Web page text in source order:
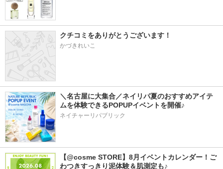
クチコミをありがとうございます！
かづきれいこ
＼名古屋に大集合／ネイリパ夏のおすすめアイテ
ムを体験できるPOPUPイベントを開催♪
ネイチャーリパブリック
【@cosme STORE】8月イベントカレンダー！ご
わつきすっきり泥体験＆肌測定も♪